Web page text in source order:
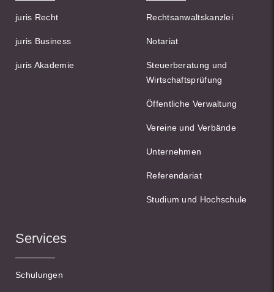
juris Recht
juris Business
juris Akademie
Rechtsanwaltskanzlei
Notariat
Steuerberatung und
Wirtschaftsprüfung
Öffentliche Verwaltung
Vereine und Verbände
Unternehmen
Referendariat
Studium und Hochschule
Services
Schulungen